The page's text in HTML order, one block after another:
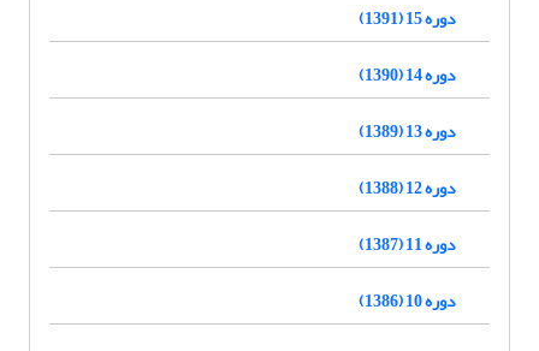
دوره 15 (1391)
دوره 14 (1390)
دوره 13 (1389)
دوره 12 (1388)
دوره 11 (1387)
دوره 10 (1386)